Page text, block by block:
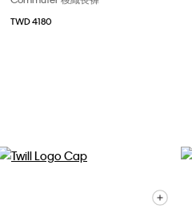
TWD 4180